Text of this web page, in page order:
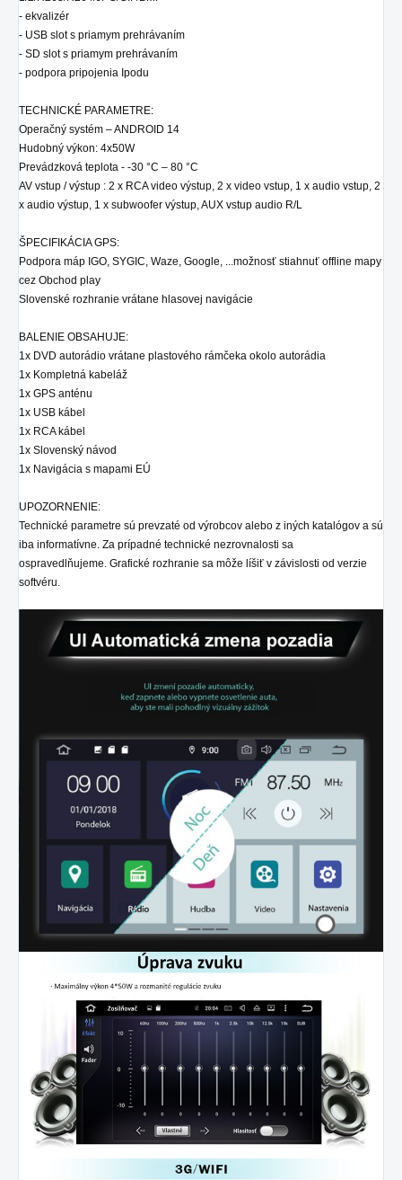
- ekvalizér
- USB slot s priamym prehrávaním
- SD slots priamym prehrávaním
- podpora pripojenia Ipodu
TECHNICKÉ PARAMETRE:
Operačný systém – ANDROID 14
Hudobný výkon: 4x50W
Prevádzková teplota - -30 °C – 80 °C
AV vstup / výstup : 2 x RCA video výstup, 2 x video vstup, 1 x audio vstup, 2
x audio výstup, 1 x subwoofer výstup, AUX vstup audio R/L
ŠPECIFIKÁCIA GPS:
Podpora máp IGO, SYGIC, Waze, Google, ...možnosť stiahnuť offline mapy
cez Obchod play
Slovenské rozhranie vrátane hlasovej navigácie
BALENIE OBSAHUJE:
1x DVD autorádio vrátane plastového rámčeka okolo autorádia
1x Kompletná kabeláž
1x GPS anténu
1x USB kábel
1x RCA kábel
1x Slovenský návod
1x Navigácia s mapami EÚ
UPOZORNENIE:
Technické parametre sú prevzaté od výrobcov alebo z iných katalógov a sú
iba informatívne. Za prípadné technické nezrovnalosti sa
ospravedlňujeme. Grafické rozhranie sa môže líšiť v závislosti od verzie
softvéru.